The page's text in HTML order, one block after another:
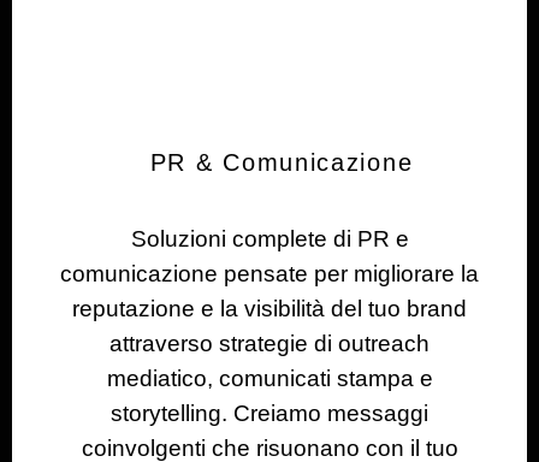
PR & Comunicazione
Soluzioni complete di PR e
comunicazione pensate per migliorare la
reputazione e la visibilità del tuo brand
attraverso strategie di outreach
mediatico, comunicati stampa e
storytelling. Creiamo messaggi
coinvolgenti che risuonano con il tuo